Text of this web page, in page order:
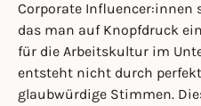
Corporate Influencer:innen
das man auf Knopfdruck
für die Arbeitskultur im
entsteht nicht durch
glaubwürdige Stimmen.